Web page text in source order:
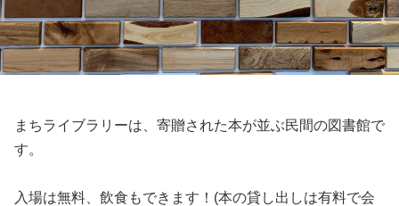
まちライブラリーは、寄贈された本が並ぶ民間の図書館で
す。
入場は無料、飲食もできます！(本の貸し出しは有料で会